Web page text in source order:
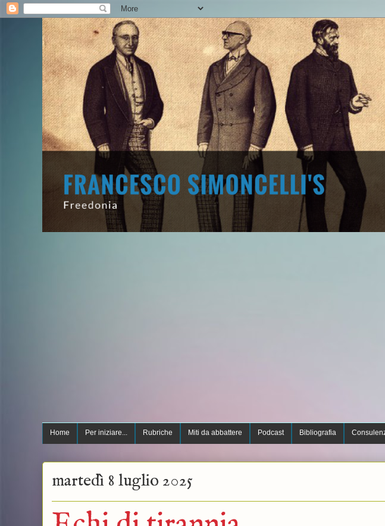
Home Per iniziare... Rubriche Miti da abbattere Podcast Bibliografia
martedì 8 luglio 2025